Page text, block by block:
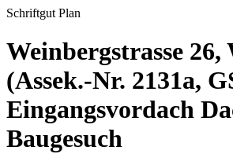
Schriftgut Plan
Weinbergstrasse 26,
(Assek.-Nr. 2131a,
Eingangsvordach
Baugesuch